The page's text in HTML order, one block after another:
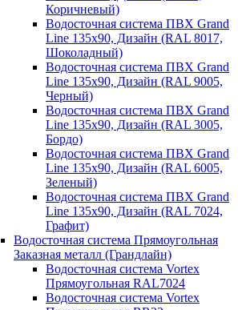
Коричневый)
Водосточная система ПВХ Grand
Line 135х90, Дизайн (RAL 8017,
Шоколадный)
Водосточная система ПВХ Grand
Line 135х90, Дизайн (RAL 9005,
Черный)
Водосточная система ПВХ Grand
Line 135х90, Дизайн (RAL 3005,
Бордо)
Водосточная система ПВХ Grand
Line 135х90, Дизайн (RAL 6005,
Зеленый)
Водосточная система ПВХ Grand
Line 135х90, Дизайн (RAL 7024,
Графит)
Водосточная система Прямоугольная
Заказная металл (Грандлайн)
Водосточная система Vortex
Прямоугольная RAL7024
Водосточная система Vortex